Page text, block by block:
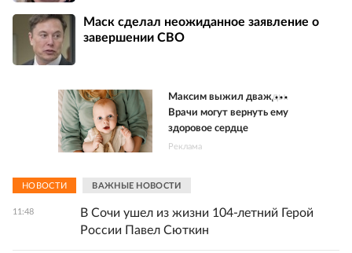
Маск сделал неожиданное заявление о
завершении СВО
Максим выжил дважды.
Врачи могут вернуть ему
здоровое сердце
Реклама
НОВОСТИ ВАЖНЫЕ НОВОСТИ
11:48
В Сочи ушел из жизни 104-летний Герой
России Павел Сюткин